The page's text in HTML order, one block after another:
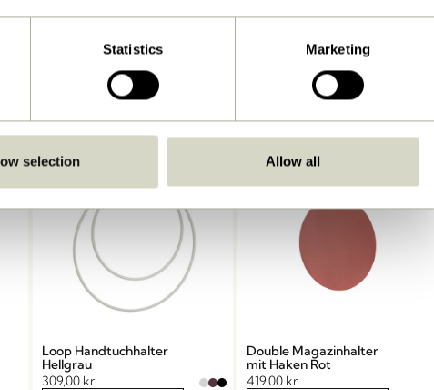
Statistics Marketing
selection Allow all
Loop Handtuchhalter
Hellgrau
309,00 kr.
Double Magazinhalter
mit Haken Rot
419,00 kr.